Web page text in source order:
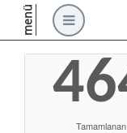
menü
Tamamlanan